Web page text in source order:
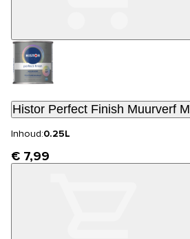
Histor Perfect Finish Muurverf
Inhoud:0.25L
€ 7,99